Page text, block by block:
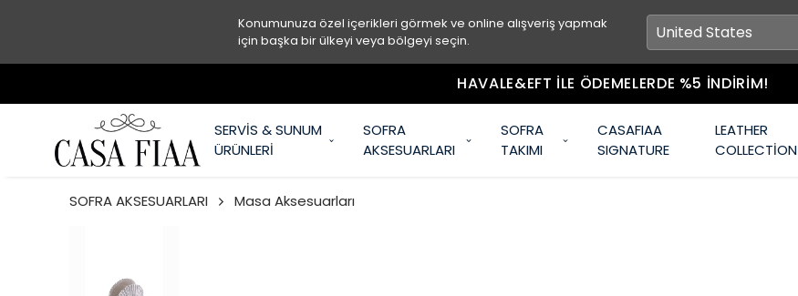
Konumunuza özel içerikleri görmek ve online alışveriş yapmak
için başka bir ülkeyi veya bölgeyi seçin.
HAVALE&EFT İLE ÖDEMELERDE %5 İNDİRİM!
SERVİS & SUNUM
ÜRÜNLERİ
SOFRA
AKSESUARLARI
SOFRA
TAKIMI
CASAFIAA
SIGNATURE
LEATHER
COLLECTİON
SOFRA AKSESUARLARI Masa Aksesuarları